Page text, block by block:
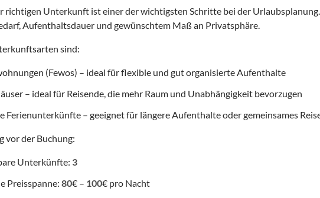
richtigen Unterkunft ist einer der wichtigsten Schritte bei der
Aufenthaltsdauer und gewünschtem Maß an Privatsphäre.
sind:
(Fewos) – ideal für flexible und gut organisierte Aufenthalte
– ideal für Reisende, die mehr Raum und Unabhängigkeit bevorzugen
Ferienunterkünfte – geeignet für längere Aufenthalte oder gemeinsames
vor der Buchung:
Unterkünfte: 3
Preisspanne: 80€ – 100€ pro Nacht